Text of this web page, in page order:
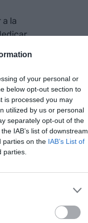
of your personal or
below opt-out section to
is processed you may
utilized by us or personal
separately opt-out of the
IAB’s list of downstream
parties on the IAB’s List of
parties.
la